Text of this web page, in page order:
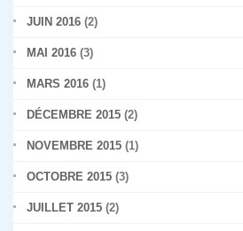
JUIN 2016 (2)
MAI 2016 (3)
MARS 2016 (1)
DÉCEMBRE 2015 (2)
NOVEMBRE 2015 (1)
OCTOBRE 2015 (3)
JUILLET 2015 (2)